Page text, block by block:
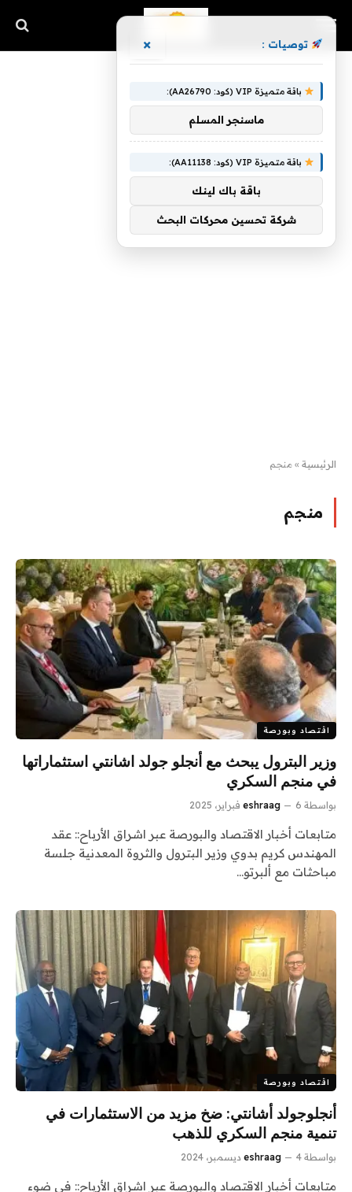
الرئيسية » منجم
منجم
اقتصاد وبورصة
وزير البترول يبحث مع أنجلو جولد اشانتي استثماراتها
في منجم السكري
بواسطة eshraag 6 فبراير، 2025
متابعات أخبار الاقتصاد والبورصة عبر اشراق الأرباح:: عقد
المهندس كريم بدوي وزير البترول والثروة المعدنية جلسة
مباحثات مع ألبرتو…
اقتصاد وبورصة
أنجلوجولد أشانتي: ضخ مزيد من الاستثمارات في
تنمية منجم السكري للذهب
بواسطة eshraag 4 ديسمبر، 2024
متابعات أخبار الاقتصاد والبورصة عبر اشراق الأرباح:: في ضوء
توصيات : ×
باقة متميزة VIP (كود: AA26790):
ماسنجر المسلم
باقة متميزة VIP (كود: AA11138):
باقة باك لينك
شركة تحسين محركات البحث